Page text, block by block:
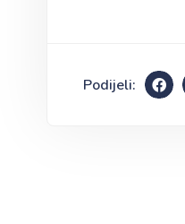
Podijeli: